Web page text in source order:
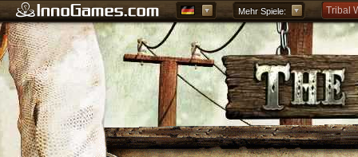
Mehr Spiele: Tribal
Forge